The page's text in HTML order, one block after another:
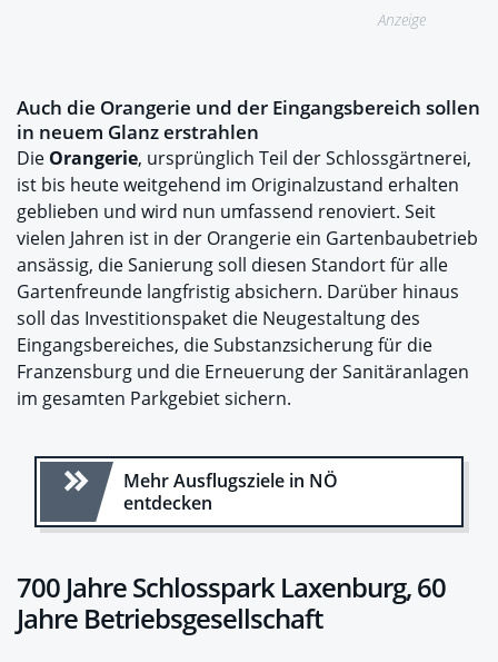
Anzeige
Auch die Orangerie und der Eingangsbereich sollen
in neuem Glanz erstrahlen
Die Orangerie, ursprünglich Teil der Schlossgärtnerei,
ist bis heute weitgehend im Originalzustand erhalten
geblieben und wird nun umfassend renoviert. Seit
vielen Jahren ist in der Orangerie ein Gartenbaubetrieb
ansässig, die Sanierung soll diesen Standort für alle
Gartenfreunde langfristig absichern. Darüber hinaus
soll das Investitionspaket die Neugestaltung des
Eingangsbereiches, die Substanzsicherung für die
Franzensburg und die Erneuerung der Sanitäranlagen
im gesamten Parkgebiet sichern.
Mehr Ausflugsziele in NÖ
entdecken
700 Jahre Schlosspark Laxenburg, 60
Jahre Betriebsgesellschaft